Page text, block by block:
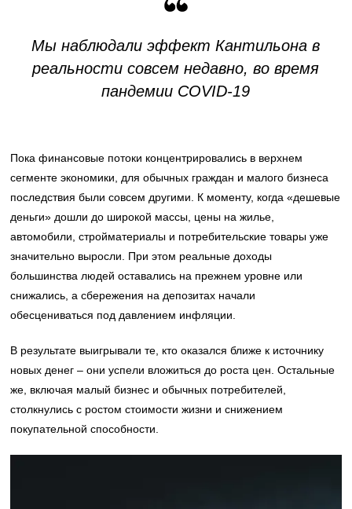
Мы наблюдали эффект Кантильона в
реальности совсем недавно, во время
пандемии COVID-19
Пока финансовые потоки концентрировались в верхнем
сегменте экономики, для обычных граждан и малого бизнеса
последствия были совсем другими. К моменту, когда «дешевые
деньги» дошли до широкой массы, цены на жилье,
автомобили, стройматериалы и потребительские товары уже
значительно выросли. При этом реальные доходы
большинства людей оставались на прежнем уровне или
снижались, а сбережения на депозитах начали
обесцениваться под давлением инфляции.
В результате выигрывали те, кто оказался ближе к источнику
новых денег – они успели вложиться до роста цен. Остальные
же, включая малый бизнес и обычных потребителей,
столкнулись с ростом стоимости жизни и снижением
покупательной способности.